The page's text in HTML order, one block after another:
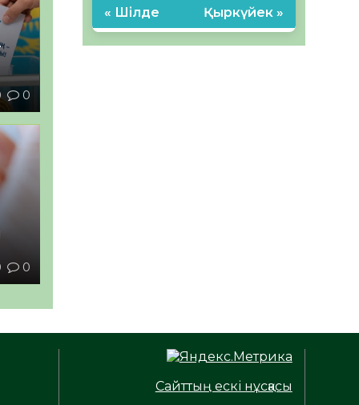
0
0
« Шілде Қыркүйек »
Сайттың ескі нұсқасы